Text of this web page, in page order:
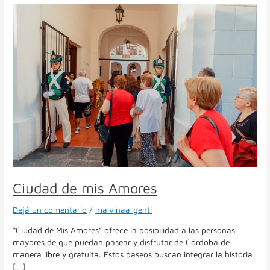
Ciudad de mis Amores
Dejá un comentario / malvinaargenti
“Ciudad de Mis Amores” ofrece la posibilidad a las personas
mayores de que puedan pasear y disfrutar de Córdoba de
manera libre y gratuita. Estos paseos buscan integrar la historia
[…]